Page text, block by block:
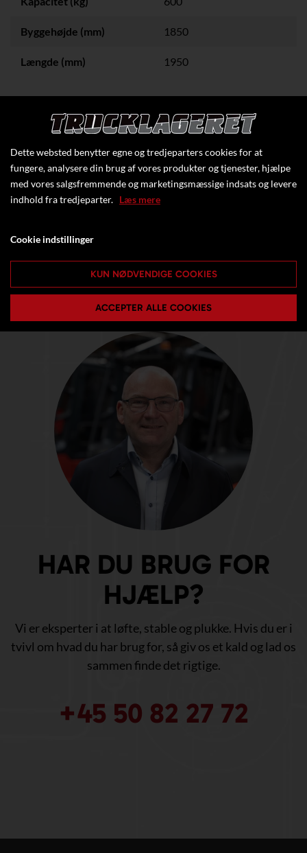
Byggehøjde (mm) 1850
Længde (mm) 1950
Klik her for at se flere specifikationer
HAR DU BRUG FOR
HJÆLP?
Vi er eksperter i at løfte, stable og plukke. Hvis du er i
tvivl om hvad du har brug for, så giv os et kald og lad os
sammen finde det rigtige.
+45 50 82 27 72
Dette websted benytter egne og tredjeparters cookies for at
fungere, analysere din brug af vores produkter og tjenester, hjælpe
med vores salgsfremmende og marketingsmæssige indsats og levere
indhold fra tredjeparter. Læs mere
Cookie indstillinger
KUN NØDVENDIGE COOKIES
ACCEPTER ALLE COOKIES